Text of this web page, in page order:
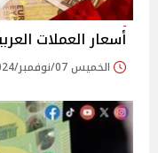
أسعار العملات
الخميس 07/نوفمبر/2024 - 10:51 ص